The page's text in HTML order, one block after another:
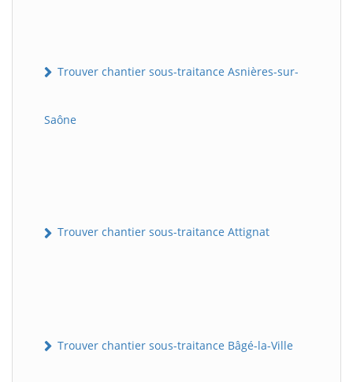
Trouver chantier sous-traitance Asnières-sur-
Saône
Trouver chantier sous-traitance Attignat
Trouver chantier sous-traitance Bâgé-la-Ville